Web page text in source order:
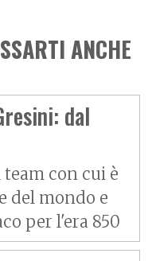
ANCHE
dal
con cui è
del mondo e
per l'era 850